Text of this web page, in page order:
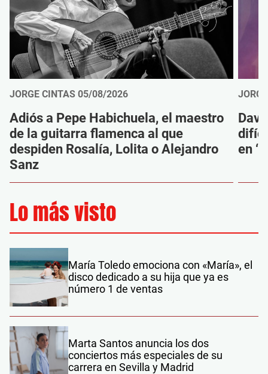
JORGE CINTAS 05/08/2026
Adiós a Pepe Habichuela, el maestro
de la guitarra flamenca al que
despiden Rosalía, Lolita o Alejandro
Sanz
en
Lo más visto
María Toledo emociona con «María», el
disco dedicado a su hija que ya es
número 1 de ventas
Marta Santos anuncia los dos
conciertos más especiales de su
carrera en Sevilla y Madrid